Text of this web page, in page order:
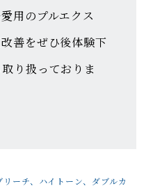
用のプルエクス
善をぜひ後体験下
り扱っておりま
ーチ、ハイトーン、ダブルカ